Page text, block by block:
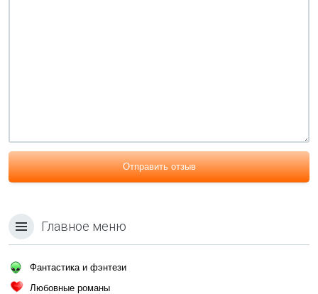
Отправить отзыв
Главное меню
Фантастика и фэнтези
Любовные романы